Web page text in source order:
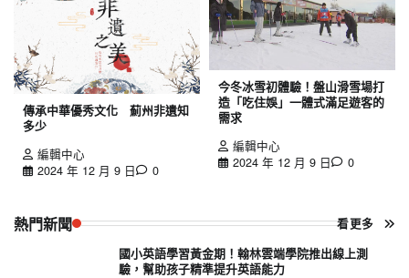
傳承中華優秀文化 薊州非遺知
多少
編輯中心
2024 年 12 月 9 日
0
今冬冰雪初體驗！盤山滑雪場打
造「吃住娛」一體式滿足遊客的
需求
編輯中心
2024 年 12 月 9 日
0
熱門新聞 看更多
國小英語學習黃金期！翰林雲端學院推出線上測
驗，幫助孩子精準提升英語能力